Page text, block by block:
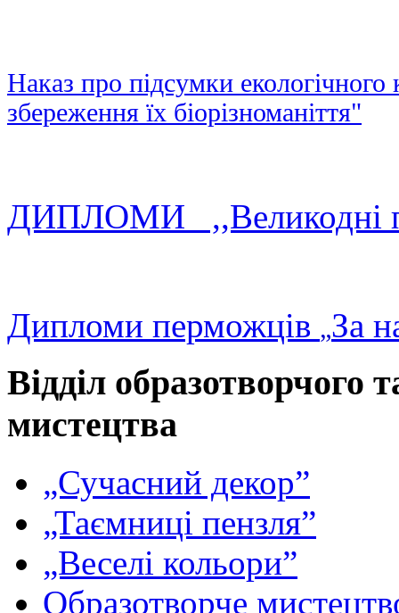
Наказ про підсумки
збереження їх біорізноманіття"
ДИПЛОМИ ,,Великодні
Дипломи перможців „За
Відділ образотворчого
мистецтва
„Сучасний декор”
„Таємниці пензля”
„Веселі кольори”
Образотворче